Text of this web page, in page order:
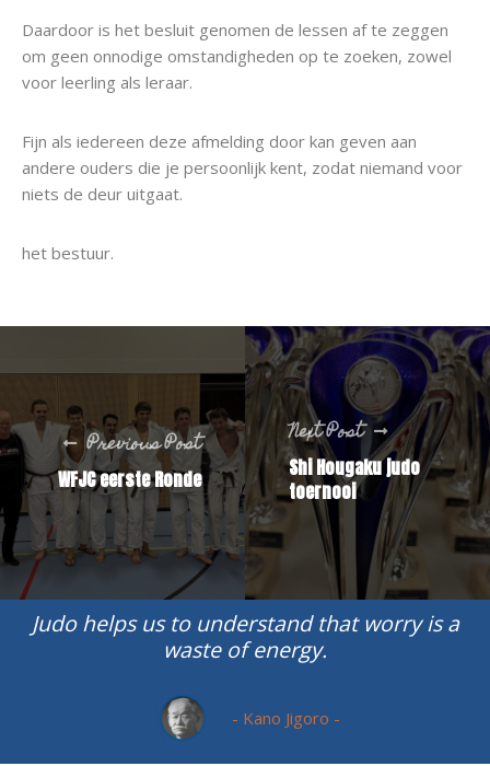
Daardoor is het besluit genomen de lessen af te zeggen
om geen onnodige omstandigheden op te zoeken, zowel
voor leerling als leraar.
Fijn als iedereen deze afmelding door kan geven aan
andere ouders die je persoonlijk kent, zodat niemand voor
niets de deur uitgaat.
het bestuur.
Previous Post
WFJC eerste Ronde
Next Post
Shi Hougaku judo
toernooi
Judo helps us to understand that worry is a
waste of energy.
- Kano Jigoro -